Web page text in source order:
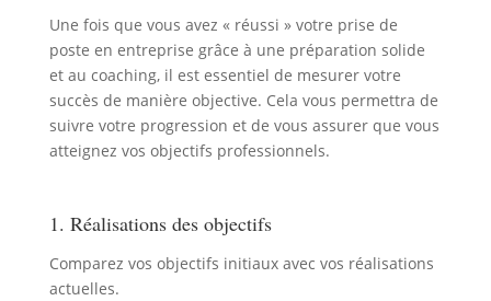
Une fois que vous avez « réussi » votre prise de
poste en entreprise grâce à une préparation solide
et au coaching, il est essentiel de mesurer votre
succès de manière objective. Cela vous permettra de
suivre votre progression et de vous assurer que vous
atteignez vos objectifs professionnels.
1. Réalisations des objectifs
Comparez vos objectifs initiaux avec vos réalisations
actuelles.